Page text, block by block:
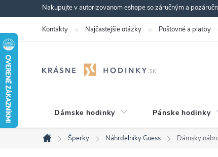
na
obsah
Nakupujte v autorizovanom eshope so záručným a
Kontakty Najčastejšie otázky Poštovné a platby
Dámske hodinky Pánske hodinky
Domov
Šperky Náhrdelníky Guess Dámsky